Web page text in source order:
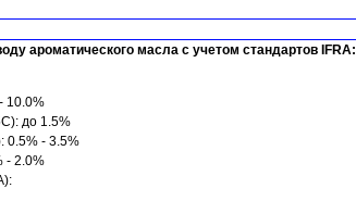
ароматического масла с учетом стандартов IFRA:
10.0%
до 1.5%
0.5% - 3.5%
- 2.0%